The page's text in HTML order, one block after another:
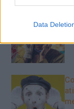
Data